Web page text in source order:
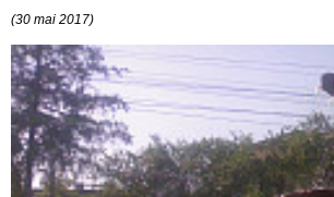
(30 mai 2017)